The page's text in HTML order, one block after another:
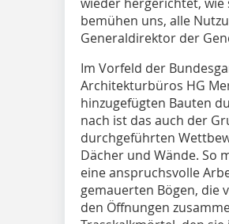
bemühen uns, alle
Generaldirektor der
Im Vorfeld der
Architekturbüros HG
hinzugefügten Bauten
nach ist das auch der
durchgeführten
Dächer und Wände. So
eine anspruchsvolle
gemauerten Bögen, die
den Öffnungen